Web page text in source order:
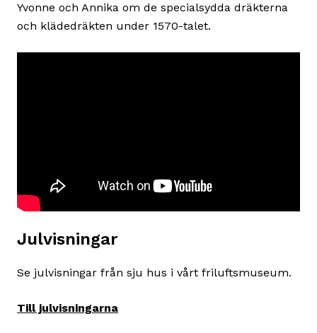
Yvonne och Annika om de specialsydda dräkterna
och klädedräkten under 1570-talet.
Julvisningar
Se julvisningar från sju hus i vårt friluftsmuseum.
Till julvisningarna